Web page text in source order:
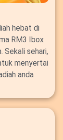
hebat di
RM3 Ibox
Sekali sehari,
menyertai
anda